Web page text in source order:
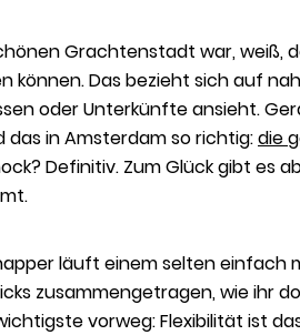
Grachtenstadt war, weiß,
können. Das bezieht sich auf
oder Unterkünfte ansieht.
in Amsterdam so richtig:die
Definitiv. Zum Glück gibt es
läuft einem selten einfach
zusammengetragen, wie ihr
vorweg: Flexibilität ist